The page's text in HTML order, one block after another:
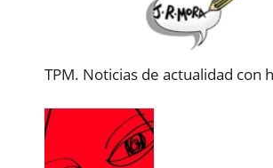
TPM. Noticias de actualidad con